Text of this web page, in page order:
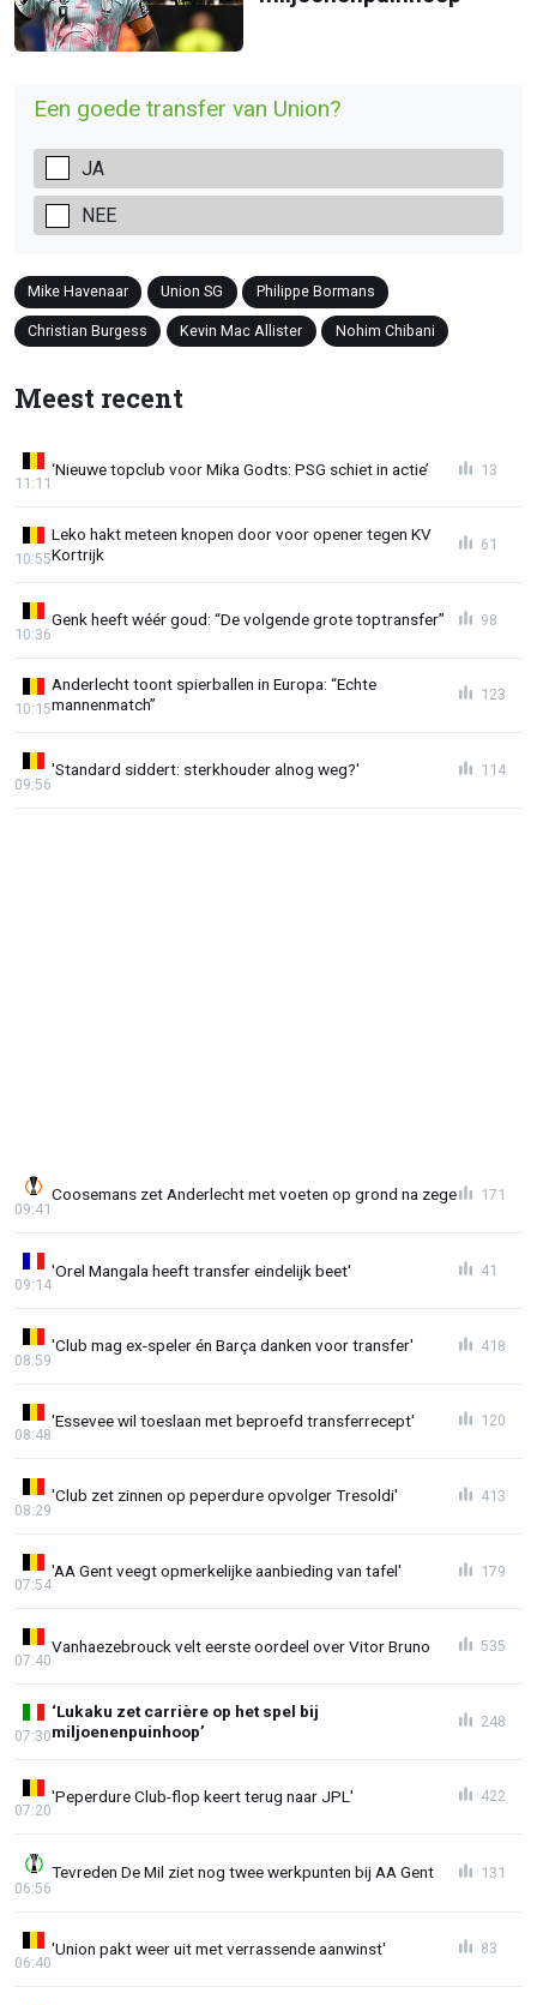
Een goede transfer van Union?
JA
NEE
Mike Havenaar Union SG Philippe Bormans
Christian Burgess Kevin Mac Allister Nohim Chibani
Meest recent
‘Nieuwe topclub voor Mika Godts: PSG schiet in actie’
11:11
13
Leko hakt meteen knopen door voor opener tegen KV
Kortrijk
10:55
61
Genk heeft wéér goud: “De volgende grote toptransfer”
10:36
98
Anderlecht toont spierballen in Europa: “Echte
mannenmatch”
10:15
123
'Standard siddert: sterkhouder alnog weg?'
09:56
114
Coosemans zet Anderlecht met voeten op grond na zege
09:41
171
'Orel Mangala heeft transfer eindelijk beet'
09:14
41
'Club mag ex-speler én Barça danken voor transfer'
08:59
418
'Essevee wil toeslaan met beproefd transferrecept'
08:48
120
'Club zet zinnen op peperdure opvolger Tresoldi'
08:29
413
'AA Gent veegt opmerkelijke aanbieding van tafel'
07:54
179
Vanhaezebrouck velt eerste oordeel over Vitor Bruno
07:40
535
‘Lukaku zet carrière op het spel bij
miljoenenpuinhoop’
07:30
248
'Peperdure Club-flop keert terug naar JPL'
07:20
422
Tevreden De Mil ziet nog twee werkpunten bij AA Gent
06:56
131
'Union pakt weer uit met verrassende aanwinst'
06:40
83